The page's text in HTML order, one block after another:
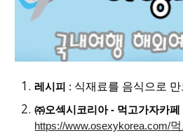
레시피 : 식재료를 음식으로
㈜오섹시코리아 - 먹고가자카페
https://www.osexykorea.com/